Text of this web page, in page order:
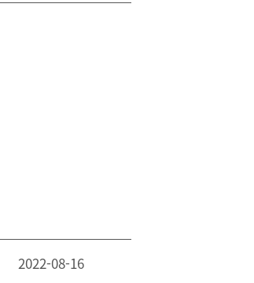
2022-08-16